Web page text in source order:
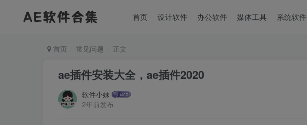
首页 设计软件 办公软件 媒体工具 系统软件
首页 常见问题 正文
ae插件安装大全，ae插件2020
软件小妹
2年前发布